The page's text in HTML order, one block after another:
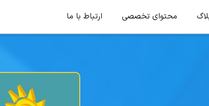
محتوای تخصصی ارتباط با ما